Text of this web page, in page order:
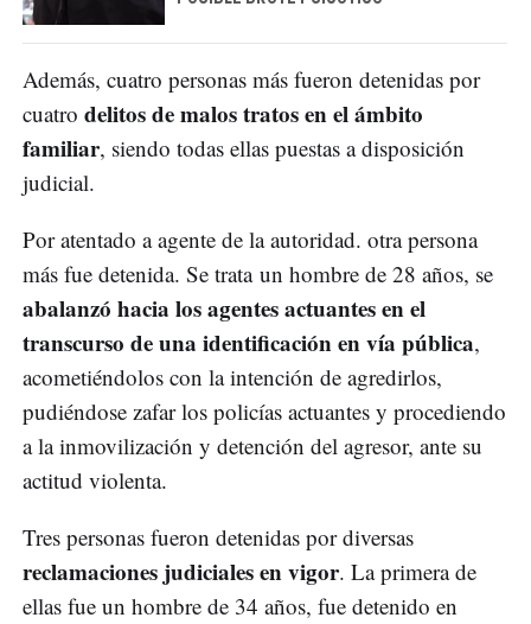
Además, cuatro personas más fueron detenidas por
cuatro delitos de malos tratos en el ámbito
familiar, siendo todas ellas puestas a disposición
judicial.
Por atentado a agente de la autoridad. otra persona
más fue detenida. Se trata un hombre de 28 años, se
abalanzó hacia los agentes actuantes en el
transcurso de una identificación en vía pública,
acometiéndolos con la intención de agredirlos,
pudiéndose zafar los policías actuantes y procediendo
a la inmovilización y detención del agresor, ante su
actitud violenta.
Tres personas fueron detenidas por diversas
reclamaciones judiciales en vigor. La primera de
ellas fue un hombre de 34 años, fue detenido en